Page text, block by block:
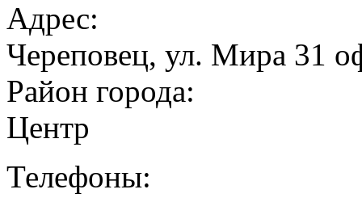
Адрес:
Череповец, ул. Мира 31
Район города:
Центр
Телефоны: